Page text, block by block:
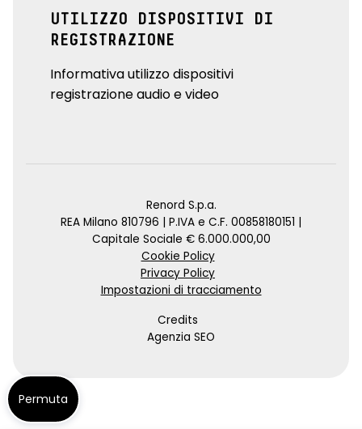
UTILIZZO DISPOSITIVI DI
REGISTRAZIONE
Informativa utilizzo dispositivi
registrazione audio e video
Renord S.p.a.
REA Milano 810796 | P.IVA e C.F. 00858180151 |
Capitale Sociale € 6.000.000,00
Cookie Policy
Privacy Policy
Impostazioni di tracciamento
Credits
Agenzia SEO
Permuta